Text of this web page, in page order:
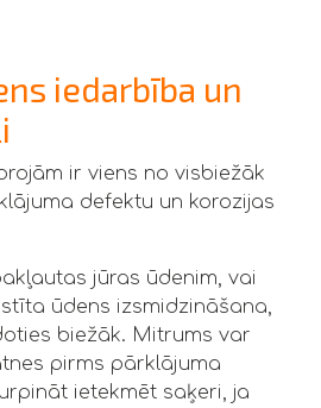
iedarbība un
ir viens no visbiežāk
defektu un korozijas
jūras ūdenim, vai
ūdens izsmidzināšana,
biežāk. Mitrums var
pirms pārklājuma
ietekmēt saķeri, ja